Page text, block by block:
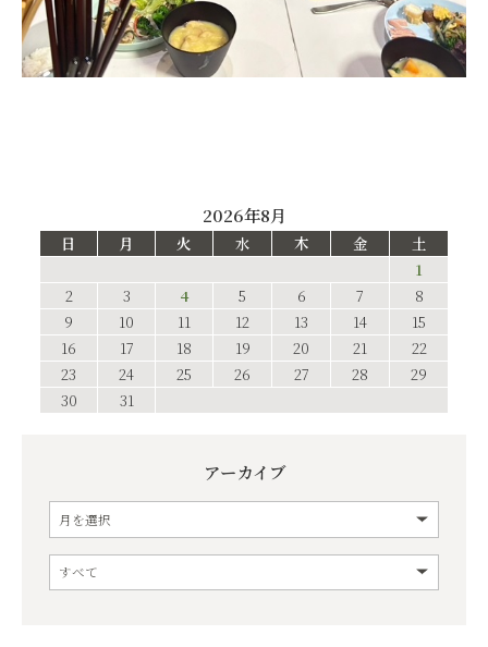
2026年8月
日 月 火 水 木 金
土
1
2
3 4 5 6 7
8
9
10 11 12 13 14
15
16
17 18 19 20 21
22
23
24 25 26 27 28
29
30
31
アーカイブ